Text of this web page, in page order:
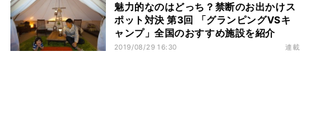
魅力的なのはどっち？禁断のお出かけス
ポット対決 第3回 「グランピングVSキ
ャンプ」全国のおすすめ施設を紹介
2019/08/29 16:30 連載